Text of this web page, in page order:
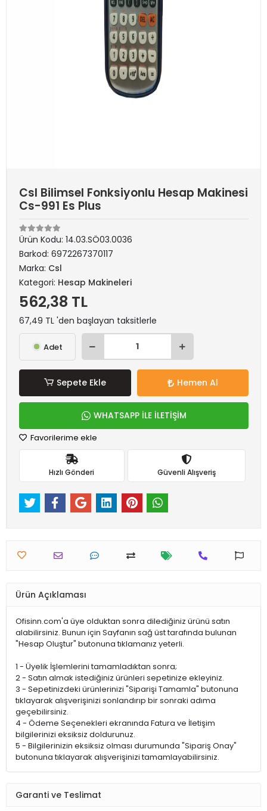
Csl Bilimsel Fonksiyonlu Hesap Makinesi
Cs-991 Es Plus
Ürün Kodu: 14.03.SÖ03.0036
Barkod: 6972267370117
Marka: Csl
Kategori: Hesap Makineleri
562,38 TL
67,49 TL 'den başlayan taksitlerle
Adet
Sepete Ekle Hemen Al
WHATSAPP İLE İLETİŞİM
Favorilerime ekle
Hızlı Gönderi Güvenli Alışveriş
Ürün Açıklaması
Ofisinn.com'a üye olduktan sonra dilediğiniz ürünü satın
alabilirsiniz. Bunun için Sayfanın sağ üst tarafında bulunan
"Hesap Oluştur" butonuna tıklamanız yeterli.
1 - Üyelik İşlemlerini tamamladıktan sonra;
2 - Satın almak istediğiniz ürünleri sepetinize ekleyiniz.
3 - Sepetinizdeki ürünlerinizi "Siparişi Tamamla" butonuna
tıklayarak alışverişinizi sonlandırıp bir sonraki adıma
geçebilirsiniz.
4 - Ödeme Seçenekleri ekranında Fatura ve İletişim
bilgilerinizi eksiksiz doldurunuz.
5 - Bilgilerinizin eksiksiz olması durumunda "Sipariş Onay"
butonuna tıklayarak alışverişinizi tamamlayabilirsiniz.
Garanti ve Teslimat